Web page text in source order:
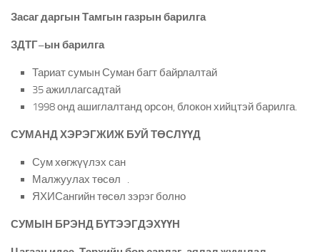
Засаг даргын Тамгын газрын барилга
ЗДТГ–ын барилга
Тариат сумын Суман багт байрлалтай
35 ажиллагсадтай
1998 онд ашиглалтанд орсон, блокон хийцтэй барилга.
СУМАНД ХЭРЭГЖИЖ БУЙ ТӨСЛҮҮД
Сум хөгжүүлэх сан
Малжуулах төсөл .
ЯХИСангийн төсөл зэрэг болно
СУМЫН БРЭНД БҮТЭЭГДЭХҮҮН